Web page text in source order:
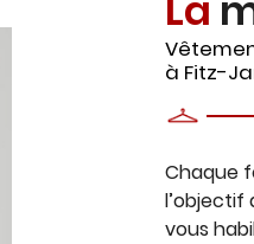
à Fitz-
Chaque
l’objectif
vous